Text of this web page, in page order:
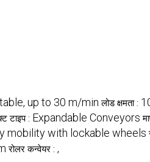
up to 30 m/min लोड क्षमता :
टाइप : Expandable Conveyors
mobility with lockable wheels
रोलर कन्वेयर : ,